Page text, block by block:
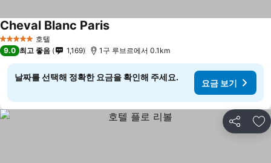
5 성급 호텔
Cheval Blanc Paris
9.0 최고 좋음 1,169 1구 루브르에서 0.1km
날짜를 선택해 정확한 요금을 확인해 주세요.
요금 보기
공유 즐